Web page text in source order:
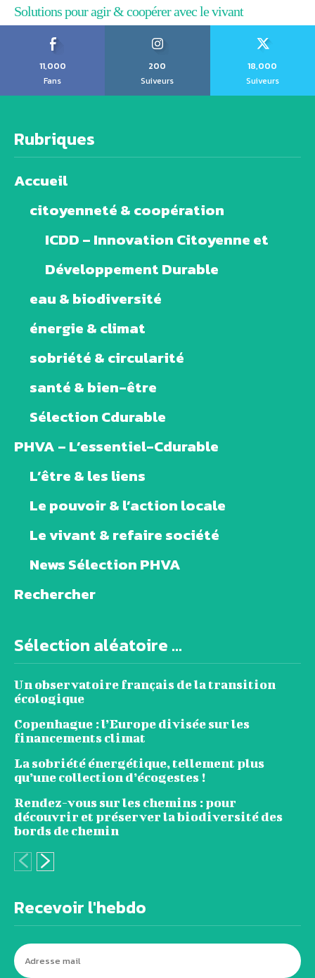
Solutions pour agir & coopérer avec le vivant
11,000
Fans
200
Suiveurs
18,000
Suiveurs
Rubriques
Accueil
citoyenneté & coopération
ICDD – Innovation Citoyenne et
Développement Durable
eau & biodiversité
énergie & climat
sobriété & circularité
santé & bien-être
Sélection Cdurable
PHVA – L’essentiel-Cdurable
L’être & les liens
Le pouvoir & l’action locale
Le vivant & refaire société
News Sélection PHVA
Rechercher
Sélection aléatoire ...
Un observatoire français de la transition
écologique
Copenhague : l’Europe divisée sur les
financements climat
La sobriété énergétique, tellement plus
qu’une collection d’écogestes !
Rendez-vous sur les chemins : pour
découvrir et préserver la biodiversité des
bords de chemin
Recevoir l'hebdo